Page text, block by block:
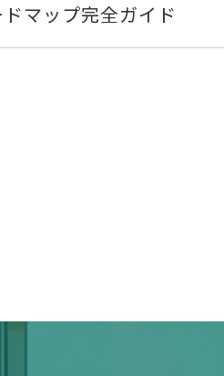
マップ完全ガイド